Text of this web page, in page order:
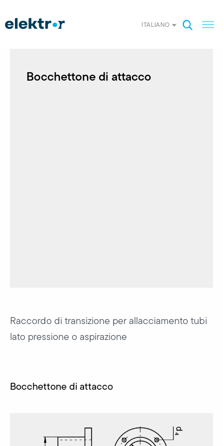
ITALIANO
Bocchettone di attacco
Raccordo di transizione per allacciamento tubi
lato pressione o aspirazione
Bocchettone di attacco